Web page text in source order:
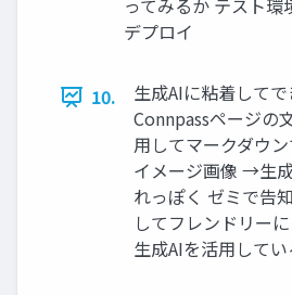
ってみるか テスト環
デプロイ
10.
生成AIに粘着してで
Connpassページの
用してマークダウ
イメージ画像 →生
れっぽく ゼミで告
してフレンドリー
生成AIを活用して